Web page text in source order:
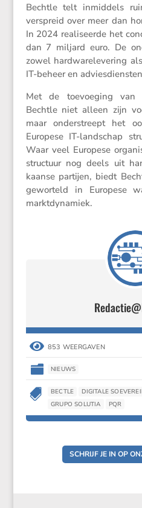
Bechtle telt inmid­dels
verspreid over meer dan
In 2024 reali­seerde het
dan 7 miljard euro. De
zowel hardwa­re­le­ve­ring
IT-beheer en
Met de toevoe­ging van
Bechtle niet alleen zijn
maar onder­streept het
Europese IT-landschap
Waar veel Europese
struc­tuur nog deels uit
kaanse partijen, biedt
gewor­teld in Europese
marktdynamiek.
 853 WEERGAVEN
 NIEUWS
 BECTLE DIGITALE
GRUPO SOLUTIA
PQR
SCHRIJF JE IN OP